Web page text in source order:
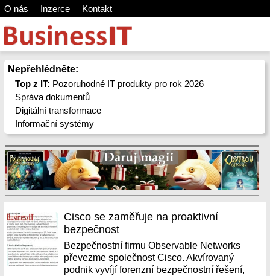
O nás Inzerce Kontakt
Nepřehlédněte:
Top z IT: Pozoruhodné IT produkty pro rok 2026
Správa dokumentů
Digitální transformace
Informační systémy
Cisco se zaměřuje na proaktivní
bezpečnost
Bezpečnostní firmu Observable Networks
převezme společnost Cisco. Akvírovaný
podnik vyvíjí forenzní bezpečnostní řešení,